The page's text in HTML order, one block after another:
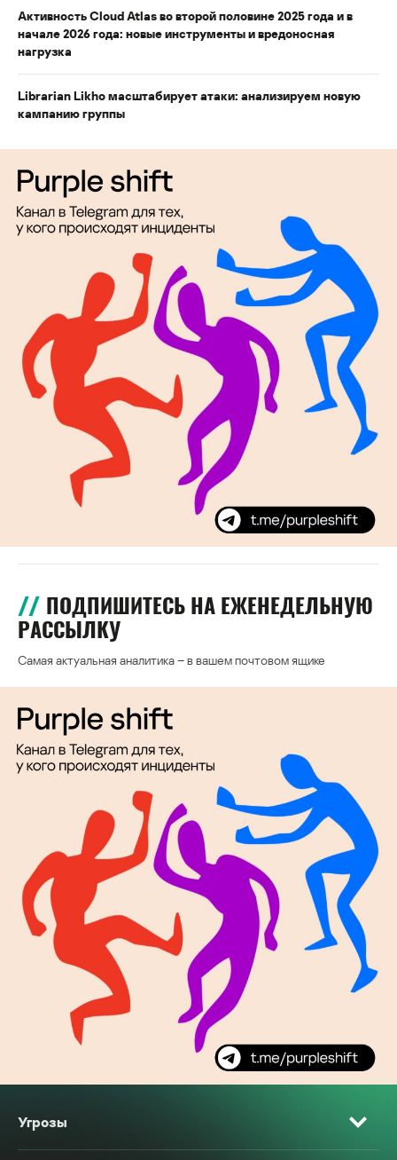
Активность Cloud Atlas во второй половине 2025 года и в
начале 2026 года: новые инструменты и вредоносная
нагрузка
Librarian Likho масштабирует атаки: анализируем новую
кампанию группы
ПОДПИШИТЕСЬ НА ЕЖЕНЕДЕЛЬНУЮ
РАССЫЛКУ
Самая актуальная аналитика – в вашем почтовом ящике
Угрозы